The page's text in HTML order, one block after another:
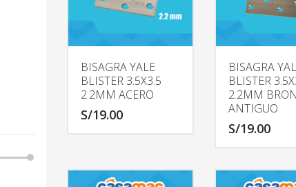
BISAGRA YALE
BLISTER 3.5X3.5
2.2MM ACERO
S/19.00
BISAGRA
BLISTER
2.2MM
ANTIGUO
S/19.00